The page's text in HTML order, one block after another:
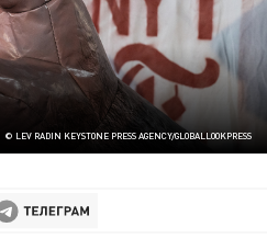
© LEV RADIN KEYSTONE PRESS AGENCY/GLOBALLOOKPRESS